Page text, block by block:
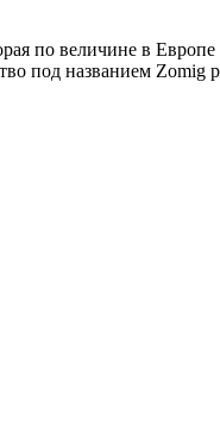
по величине в
под названием